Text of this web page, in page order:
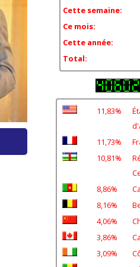
Cette semaine:
Ce mois:
Cette année:
Total:
11,83%
11,73%
10,81%
8,86%
8,16%
4,06%
3,86%
3,09%